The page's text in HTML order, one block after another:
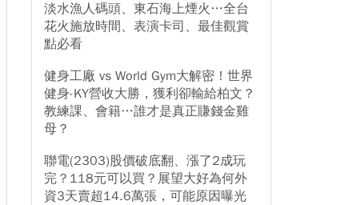
淡水漁人碼頭、東石海上煙火…全台
花火施放時間、表演卡司、最佳觀賞
點必看
健身工廠 vs World Gym大解密！世界
健身-KY營收大勝，獲利卻輸給柏文？
教練課、會籍…誰才是真正賺錢金雞
母？
聯電(2303)股價破底翻、漲了2成玩
完？118元可以買？展望大好為何外
資3天賣超14.6萬張，可能原因曝光